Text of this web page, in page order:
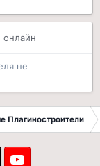
онлайн
не
Плагиностроители